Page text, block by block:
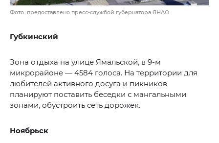
Фото: предоставлено пресс-службой губернатора ЯНАО
Губкинский
Зона отдыха на улице Ямальской, в 9-м
микрорайоне — 4584 голоса. На территории для
любителей активного досуга и пикников
планируют поставить беседки с мангальными
зонами, обустроить сеть дорожек.
Ноябрьск